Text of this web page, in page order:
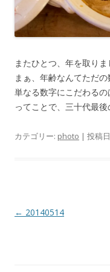
またひとつ、年を取りま
まぁ、年齢なんてただの
単なる数字にこだわるの
ってことで、三十代最後
カテゴリー: photo | 投稿
投
← 20140514